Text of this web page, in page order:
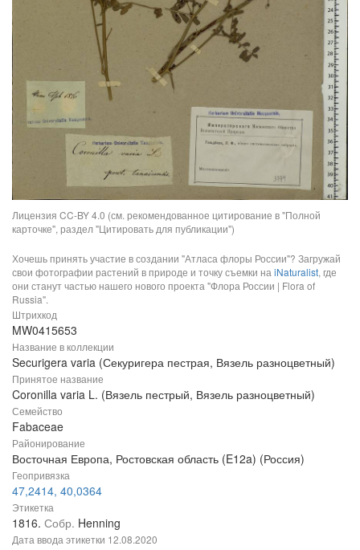
Лицензия CC-BY 4.0 (см. рекомендованное цитирование в "Полной
карточке", раздел "Цитировать для публикации")
Хочешь принять участие в создании "Атласа флоры России"? Загружай
свои фотографии растений в природе и точку съемки на iNaturalist, где
они станут частью нашего нового проекта "Флора России | Flora of
Russia".
Штрихкод
MW0415653
Название в коллекции
Securigera varia (Секуригера пестрая, Вязель разноцветный)
Принятое название
Coronilla varia L. (Вязель пестрый, Вязель разноцветный)
Семейство
Fabaceae
Районирование
Восточная Европа, Ростовская область (E12a) (Россия)
Геопривязка
47,2414, 40,0364
Этикетка
1816. Собр. Henning
Дата ввода этикетки 12.08.2020